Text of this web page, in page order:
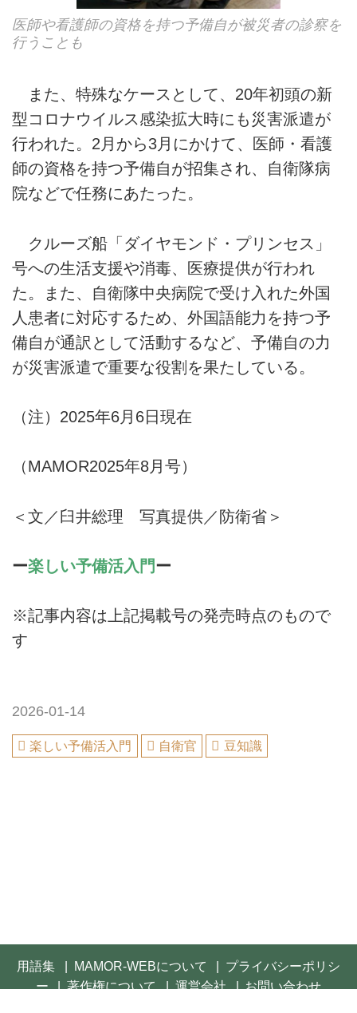
医師や看護師の資格を持つ予備自が被災者の診察を
行うことも
また、特殊なケースとして、20年初頭の新
型コロナウイルス感染拡大時にも災害派遣が
行われた。2月から3月にかけて、医師・看護
師の資格を持つ予備自が招集され、自衛隊病
院などで任務にあたった。
クルーズ船「ダイヤモンド・プリンセス」
号への生活支援や消毒、医療提供が行われ
た。また、自衛隊中央病院で受け入れた外国
人患者に対応するため、外国語能力を持つ予
備自が通訳として活動するなど、予備自の力
が災害派遣で重要な役割を果たしている。
（注）2025年6月6日現在
（MAMOR2025年8月号）
＜文／臼井総理 写真提供／防衛省＞
ー楽しい予備活入門ー
※記事内容は上記掲載号の発売時点のもので
す
2026-01-14
楽しい予備活入門 自衛官 豆知識
用語集 MAMOR-WEBについて
プライバシーポリシ
ー
著作権について 運営会社
お問い合わせ